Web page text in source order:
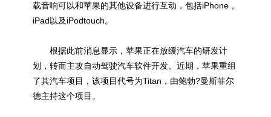
载音响可以和苹果的其他设备进行互动，包括iPhone，
iPad以及iPodtouch。
根据此前消息显示，苹果正在放缓汽车的研发计
划，转而主攻自动驾驶汽车软件开发。近期，苹果重组
了其汽车项目，该项目代号为Titan，由鲍勃?曼斯菲尔
德主持这个项目。